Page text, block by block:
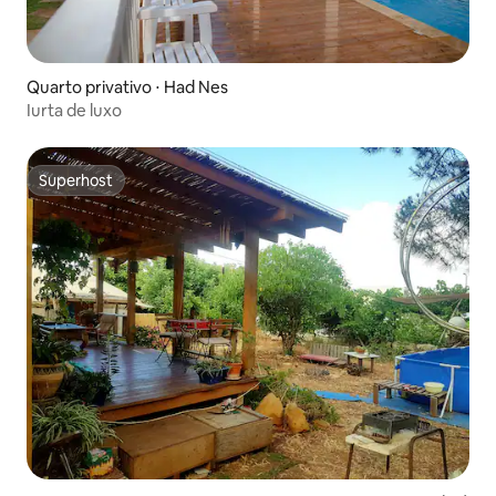
Quarto privativo ⋅ Had Nes
Iurta de luxo
Superhost
Superhost